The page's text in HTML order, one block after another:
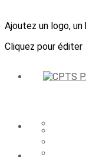
Ajoutez un logo,
Cliquez pour éditer